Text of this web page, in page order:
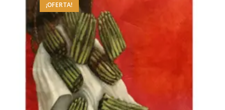
¡OFERTA!